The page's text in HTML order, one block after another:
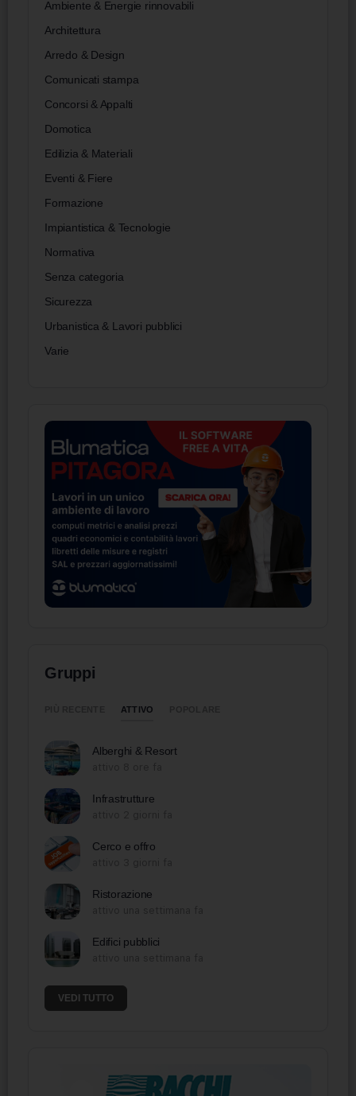
Ambiente & Energie rinnovabili
Architettura
Arredo & Design
Comunicati stampa
Concorsi & Appalti
Domotica
Edilizia & Materiali
Eventi & Fiere
Formazione
Impiantistica & Tecnologie
Normativa
Senza categoria
Sicurezza
Urbanistica & Lavori pubblici
Varie
Gruppi
ATTIVO
Alberghi & Resort
Infrastrutture
Cerco e offro
Ristorazione
Edifici pubblici
VEDI TUTTO